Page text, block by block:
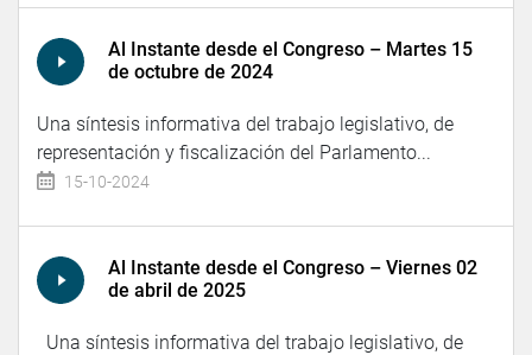
Al Instante desde el Congreso – Martes 15
de octubre de 2024
Una síntesis informativa del trabajo legislativo, de
representación y fiscalización del Parlamento...
15-10-2024
Al Instante desde el Congreso – Viernes 02
de abril de 2025
Una síntesis informativa del trabajo legislativo, de